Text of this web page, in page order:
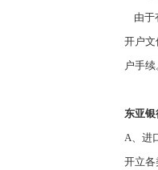
由于
开户文
户手
东亚银
A、进
开立各